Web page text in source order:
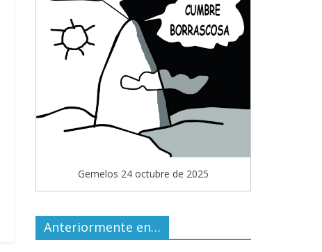
Gemelos 24 octubre de 2025
Anteriormente en…